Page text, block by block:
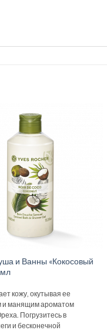
и Ванны «Кокосовый
кожу, окутывая ее
и манящим ароматом
Погрузитесь в
и бесконечной